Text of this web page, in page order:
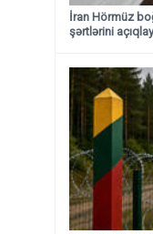
İran Hörmüz
şərtlərini